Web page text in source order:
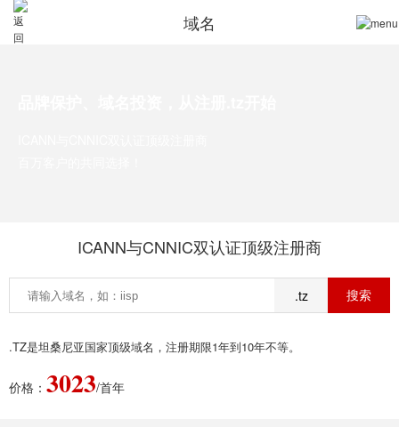
域名
ICANN与CNNIC双认证顶级注册商
.tz
.TZ是坦桑尼亚国家顶级域名，注册期限1年到10年不等。
价格： 3023/首年